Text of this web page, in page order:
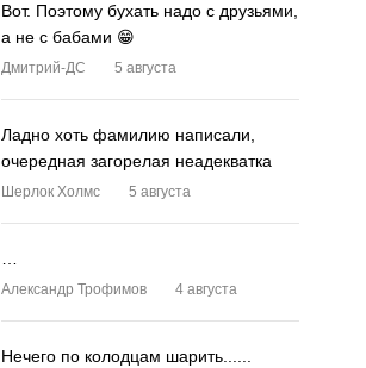
Вот. Поэтому бухать надо с друзьями,
а не с бабами 😁
Дмитрий-ДС 5 августа
Ладно хоть фамилию написали,
очередная загорелая неадекватка
Шерлок Холмс 5 августа
Александр Трофимов 4 августа
Нечего по колодцам шарить......